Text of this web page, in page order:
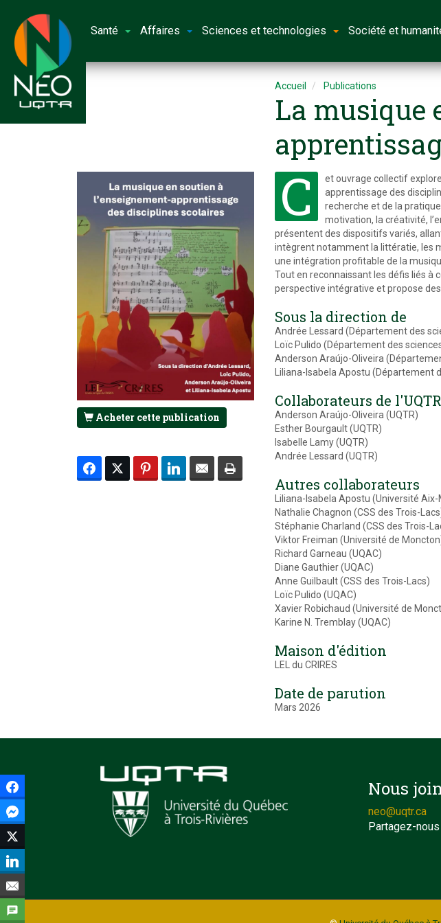
Santé Affaires Sciences et technologies Société et
Accueil Publications
La musique
Acheter cette publication
C
et ouvrage collectif
apprentissage des
recherche et de la
motivation, la créativité,
présentent des dispositifs variés,
intègrent notamment la littératie, les
une intégration profitable de la
Tout en reconnaissant les défis liés à
perspective intégrative et propose
Sous la direction de
Andrée Lessard (Département des
Loïc Pulido (Département des
Anderson Araújo-Oliveira
Liliana-Isabela Apostu (Département
Collaborateurs de l'UQTR
Anderson Araújo-Oliveira (UQTR)
Esther Bourgault (UQTR)
Isabelle Lamy (UQTR)
Andrée Lessard (UQTR)
Autres collaborateurs
Liliana-Isabela Apostu (Université
Nathalie Chagnon (CSS des Trois-
Stéphanie Charland (CSS des Trois-
Viktor Freiman (Université de
Richard Garneau (UQAC)
Diane Gauthier (UQAC)
Anne Guilbault (CSS des Trois-Lacs)
Loïc Pulido (UQAC)
Xavier Robichaud (Université de
Karine N. Tremblay (UQAC)
Maison d'édition
LEL du CRIRES
Date de parution
Mars 2026
Nous
neo@uqtr.ca
Partagez-
Facebook Messenger